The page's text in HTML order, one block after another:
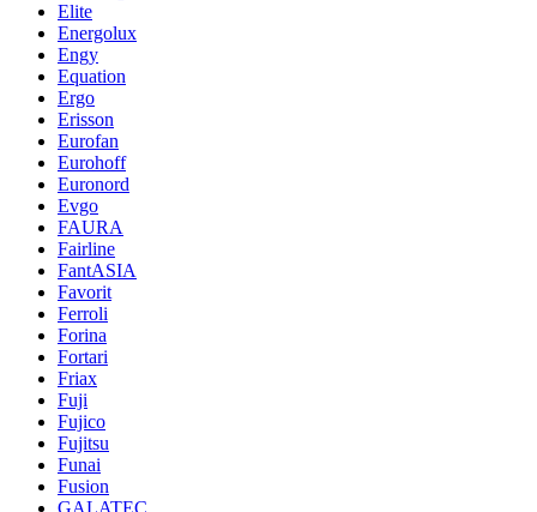
Elite
Energolux
Engy
Equation
Ergo
Erisson
Eurofan
Eurohoff
Euronord
Evgo
FAURA
Fairline
FantASIA
Favorit
Ferroli
Forina
Fortari
Friax
Fuji
Fujico
Fujitsu
Funai
Fusion
GALATEC